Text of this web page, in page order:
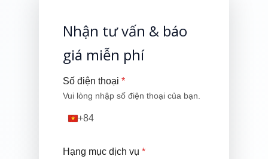
Nhận tư vấn & báo
giá miễn phí
Số điện thoại *
Vui lòng nhập số điện thoại của bạn.
Vietnam
+84
Hạng mục dịch vụ *